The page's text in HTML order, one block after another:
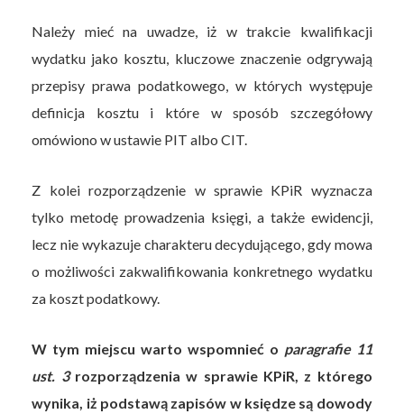
Należy mieć na uwadze, iż w trakcie kwalifikacji
wydatku jako kosztu, kluczowe znaczenie odgrywają
przepisy prawa podatkowego, w których występuje
definicja kosztu i które w sposób szczegółowy
omówiono w ustawie PIT albo CIT.
Z kolei rozporządzenie w sprawie KPiR wyznacza
tylko metodę prowadzenia księgi, a także ewidencji,
lecz nie wykazuje charakteru decydującego, gdy mowa
o możliwości zakwalifikowania konkretnego wydatku
za koszt podatkowy.
W tym miejscu warto wspomnieć o paragrafie 11
ust. 3rozporządzenia w sprawie KPiR, z którego
wynika, iż podstawą zapisów w księdze są dowody